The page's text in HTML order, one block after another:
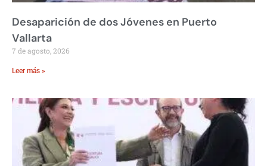
Desaparición de dos Jóvenes en Puerto
Vallarta
7 de agosto, 2026
Leer más »